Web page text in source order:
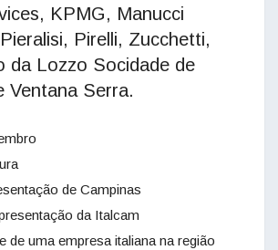
KPMG, Manucci
Pirelli, Zucchetti,
da Lozzo Socidade de
Ventana Serra.
de Campinas
da Italcam
de uma empresa italiana na região